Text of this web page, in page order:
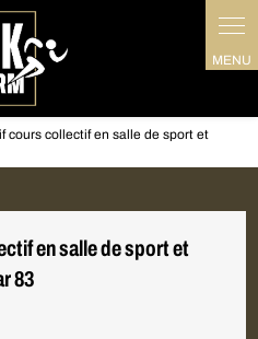
cours collectif en salle de sport et
en salle de sport et
83